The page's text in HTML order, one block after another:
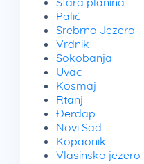
Palić
Srebrno Jezero
Vrdnik
Sokobanja
Uvac
Kosmaj
Rtanj
Đerdap
Novi Sad
Kopaonik
Vlasinsko jezero